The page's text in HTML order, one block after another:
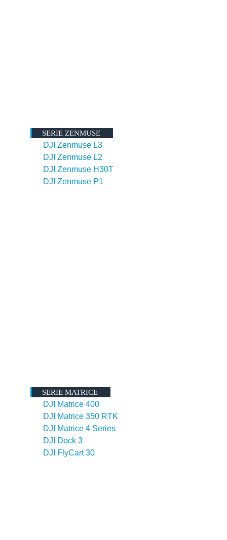
SERIE ZENMUSE
DJI Zenmuse L3
DJI Zenmuse L2
DJI Zenmuse H30T
DJI Zenmuse P1
SERIE MATRICE
DJI Matrice 400
DJI Matrice 350 RTK
DJI Matrice 4 Series
DJI Dock 3
DJI FlyCart 30